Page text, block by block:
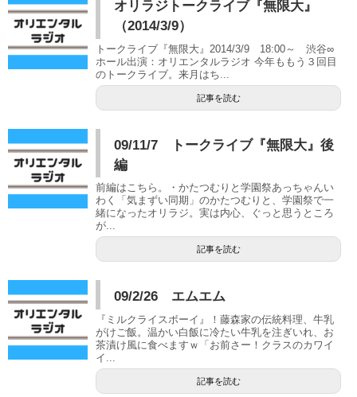
オリラジトークライブ『無限大』
（2014/3/9）
トークライブ『無限大』2014/3/9 18:00～ 渋谷∞
ホール出演：オリエンタルラジオ 今年ももう３回目
のトークライブ。来月はち...
記事を読む
09/11/7 トークライブ『無限大』後
編
前編はこちら。・かたつむりと学園祭あっちゃんい
わく「気まずい同期」のかたつむりと、学園祭で一
緒になったオリラジ。実は内心、ぐっと思うところ
が...
記事を読む
09/2/26 エムエム
『ミルクライスボーイ』！藤森家の伝統料理、牛乳
がけご飯。温かい白飯に冷たい牛乳を注ぎいれ、お
茶漬け風に食べますｗ「お前さー！クラスのカワイ
イ...
記事を読む